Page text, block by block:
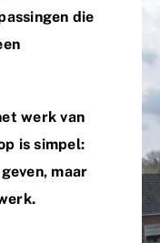
die
werk van
is simpel:
maar